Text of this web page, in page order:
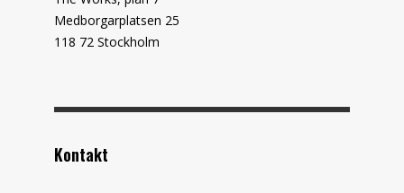
Medborgarplatsen 25
118 72 Stockholm
Kontakt